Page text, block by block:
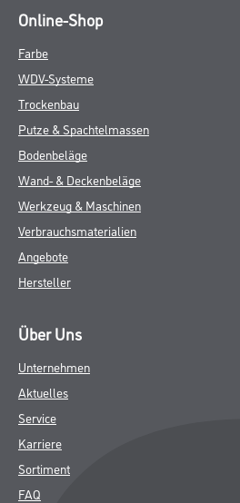
Online-Shop
Farbe
WDV-Systeme
Trockenbau
Putze & Spachtelmassen
Bodenbeläge
Wand- & Deckenbeläge
Werkzeug & Maschinen
Verbrauchsmaterialien
Angebote
Hersteller
Über Uns
Unternehmen
Aktuelles
Service
Karriere
Sortiment
FAQ